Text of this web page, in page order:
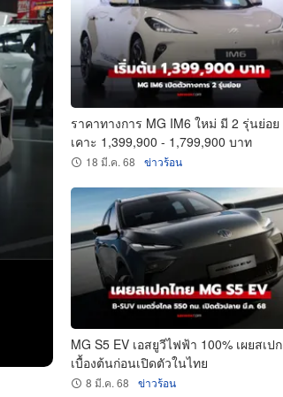
ราคาทางการ MG IM6 ใหม่ มี 2 รุ่นย่อย
เคาะ 1,399,900 - 1,799,900 บาท
18 มี.ค. 68 ข่าวร้อน
MG S5 EV เอสยูวีไฟฟ้า 100% เผยสเปก
เบื้องต้นก่อนเปิดตัวในไทย
8 มี.ค. 68 ข่าวร้อน